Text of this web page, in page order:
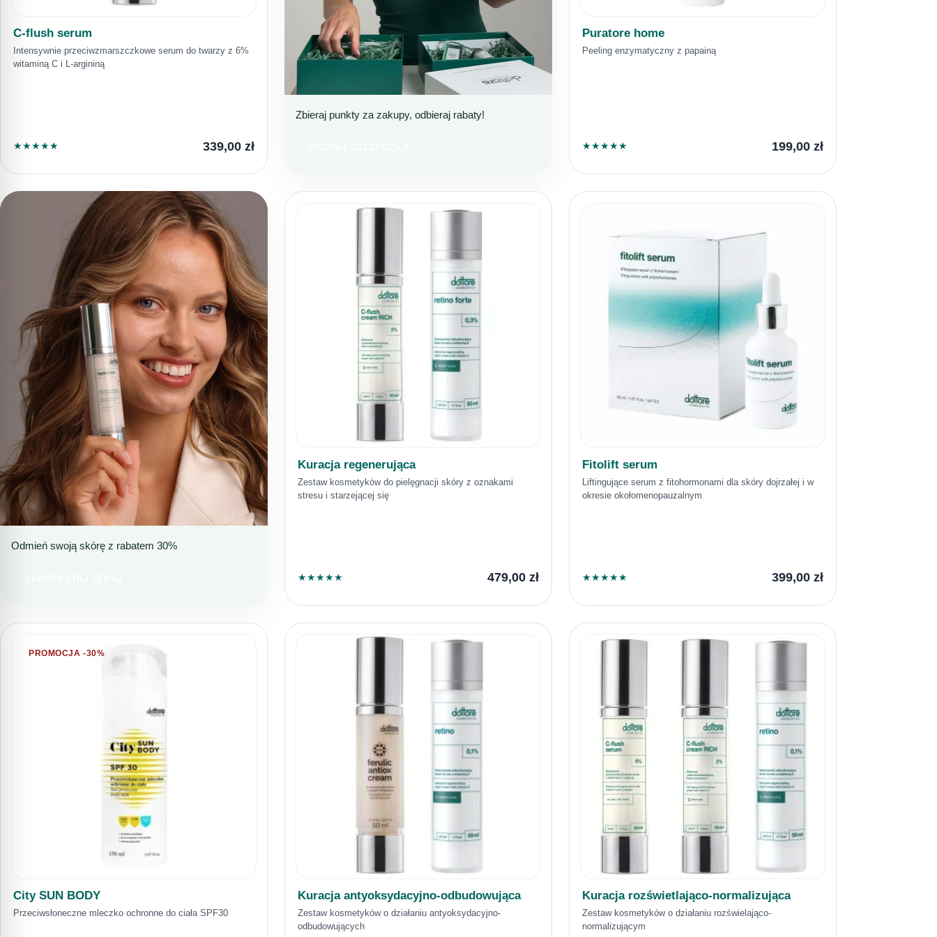
C-flush serum
Intensywnie przeciwzmarszczkowe serum do twarzy z 6%
witaminą C i L-argininą
★★★★★ 339,00zł
DOTTORE CLUB
Zbieraj punkty za zakupy, odbieraj rabaty!
Puratore home
Peeling enzymatyczny z papainą
★★★★★ 199,00zł
NAWILŻENIE I REDUKCJA NIEDOSKONAŁOŚCI
Odmień swoją skórę z rabatem 30%
Kuracja regenerująca
Zestaw kosmetyków do pielęgnacji skóry z oznakami
stresu i starzejącej się
★★★★★ 479,00zł
Fitolift serum
Liftingujące serum z fitohormonami dla skóry dojrzałej i w
okresie okołomenopauzalnym
★★★★★ 399,00zł
PROMOCJA -30%
City SUN BODY
Przeciwsłoneczne mleczko ochronne do ciała SPF30
Kuracja antyoksydacyjno-odbudowująca
Zestaw kosmetyków o działaniu antyoksydacyjno-
odbudowujących
Kuracja rozświetlająco-normalizująca
Zestaw kosmetyków o działaniu rozświelająco-
normalizującym